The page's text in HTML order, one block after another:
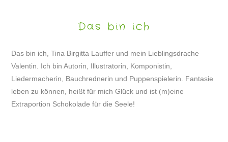
Das bin ich
Das bin ich, Tina Birgitta Lauffer und mein Lieblingsdrache
Valentin. Ich bin Autorin, Illustratorin, Komponistin,
Liedermacherin, Bauchrednerin und Puppenspielerin. Fantasie
leben zu können, heißt für mich Glück und ist (m)eine
Extraportion Schokolade für die Seele!